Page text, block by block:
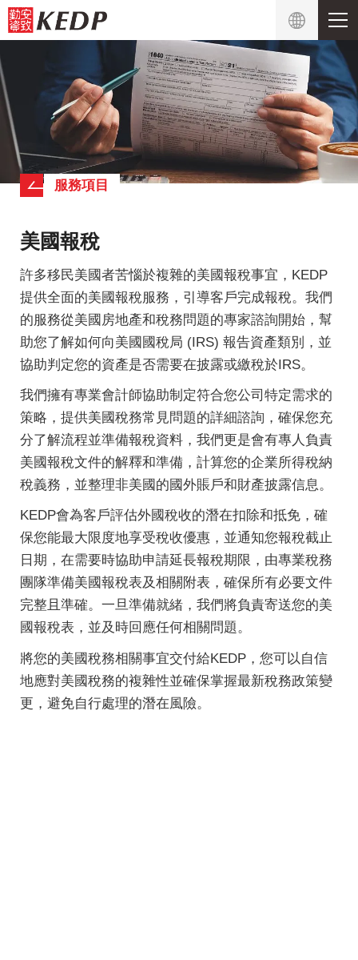
服務項目
美國報稅
許多移民美國者苦惱於複雜的美國報稅事宜，KEDP
提供全面的美國報稅服務，引導客戶完成報稅。我們
的服務從美國房地產和稅務問題的專家諮詢開始，幫
助您了解如何向美國國稅局 (IRS) 報告資產類別，並
協助判定您的資產是否需要在披露或繳稅於IRS。
我們擁有專業會計師協助制定符合您公司特定需求的
策略，提供美國稅務常見問題的詳細諮詢，確保您充
分了解流程並準備報稅資料，我們更是會有專人負責
美國報稅文件的解釋和準備，計算您的企業所得稅納
稅義務，並整理非美國的國外賬戶和財產披露信息。
KEDP會為客戶評估外國稅收的潛在扣除和抵免，確
保您能最大限度地享受稅收優惠，並通知您報稅截止
日期，在需要時協助申請延長報稅期限，由專業稅務
團隊準備美國報稅表及相關附表，確保所有必要文件
完整且準確。一旦準備就緒，我們將負責寄送您的美
國報稅表，並及時回應任何相關問題。
將您的美國稅務相關事宜交付給KEDP，您可以自信
地應對美國稅務的複雜性並確保掌握最新稅務政策變
更，避免自行處理的潛在風險。